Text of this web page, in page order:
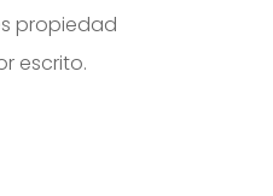
propiedad
escrito.